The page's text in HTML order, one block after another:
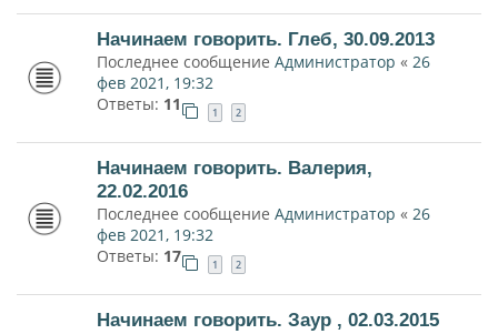
Начинаем говорить. Глеб, 30.09.2013
Последнее сообщение Администратор « 26
фев 2021, 19:32
Ответы: 11 1 2
Начинаем говорить. Валерия,
22.02.2016
Последнее сообщение Администратор « 26
фев 2021, 19:32
Ответы: 17 1 2
Начинаем говорить. Заур , 02.03.2015